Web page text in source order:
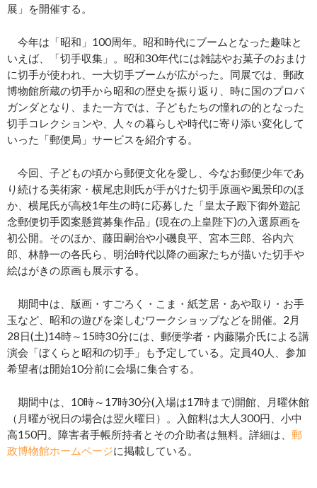
展」を開催する。
今年は「昭和」100周年。昭和時代にブームとなった趣味と
いえば、「切手収集」。昭和30年代には雑誌やお菓子のおまけ
に切手が使われ、一大切手ブームが広がった。同展では、郵政
博物館所蔵の切手から昭和の歴史を振り返り、時に国のプロパ
ガンダとなり、また一方では、子どもたちの憧れの的となった
切手コレクションや、人々の暮らしや時代に寄り添い変化して
いった「郵便局」サービスを紹介する。
今回、子どもの頃から郵便文化を愛し、今なお郵便少年であ
り続ける美術家・横尾忠則氏が手がけた切手原画や風景印のほ
か、横尾氏が高校1年生の時に応募した「皇太子殿下御外遊記
念郵便切手図案懸賞募集作品」(現在の上皇陛下)の入選原画を
初公開。そのほか、藤田嗣治や小磯良平、宮本三郎、谷内六
郎、林静一の各氏ら、明治時代以降の画家たちが描いた切手や
絵はがきの原画も展示する。
期間中は、版画・すごろく・こま・紙芝居・あや取り・お手
玉など、昭和の遊びを楽しむワークショップなどを開催。2月
28日(土)14時～15時30分には、郵便学者・内藤陽介氏による講
演会「ぼくらと昭和の切手」も予定している。定員40人、参加
希望者は開始10分前に会場に集合する。
期間中は、10時～17時30分(入場は17時まで)開館、月曜休館
（月曜が祝日の場合は翌火曜日）。入館料は大人300円、小中
高150円。障害者手帳所持者とその介助者は無料。詳細は、 郵
政博物館ホームページに掲載している。